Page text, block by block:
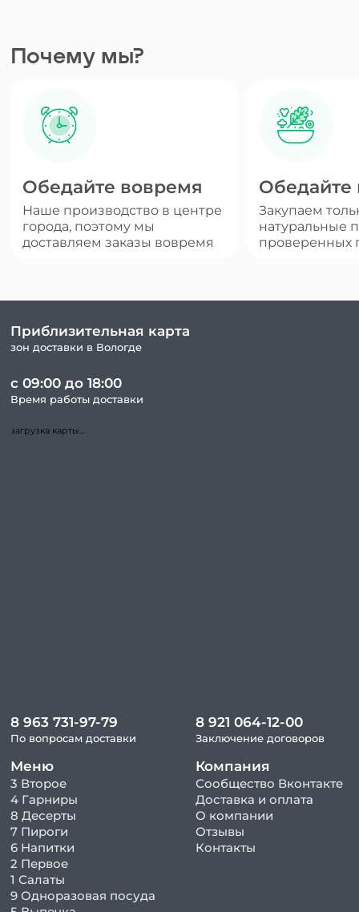
Почему мы?
Обедайте вовремя
Наше производство в центре
города, поэтому мы
доставляем заказы вовремя
Обедайте
Закупаем
натуральные
проверенных
Приблизительная карта
зон доставки в Вологде
с 09:00 до 18:00
Время работы доставки
загрузка карты...
8 963 731-97-79
По вопросам доставки
Меню
3 Второе
4 Гарниры
8 Десерты
7 Пироги
6 Напитки
2 Первое
1 Салаты
9 Одноразовая посуда
8 921 064-12-00
Заключение договоров
Компания
Сообщество Вконтакте
Доставка и оплата
О компании
Отзывы
Контакты